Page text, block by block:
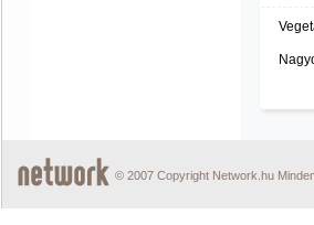
© 2007 Copyright Network.hu